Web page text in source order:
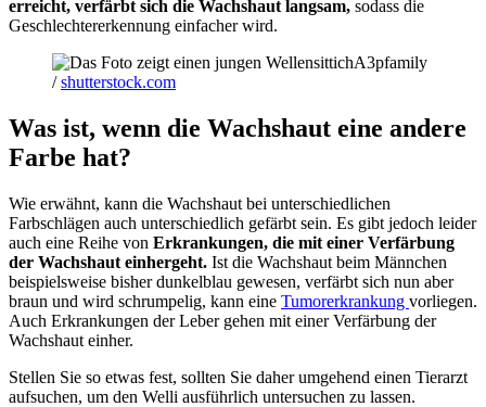
erreicht, verfärbt sich die Wachshaut langsam, sodass die
Geschlechtererkennung einfacher wird.
A3pfamily
/shutterstock.com
Was ist, wenn die Wachshaut eine andere
Farbe hat?
Wie erwähnt, kann die Wachshaut bei unterschiedlichen
Farbschlägen auch unterschiedlich gefärbt sein. Es gibt jedoch leider
auch eine Reihe von Erkrankungen, die mit einer Verfärbung
der Wachshaut einhergeht. Ist die Wachshaut beim Männchen
beispielsweise bisher dunkelblau gewesen, verfärbt sich nun aber
braun und wird schrumpelig, kann eine Tumorerkrankung vorliegen.
Auch Erkrankungen der Leber gehen mit einer Verfärbung der
Wachshaut einher.
Stellen Sie so etwas fest, sollten Sie daher umgehend einen Tierarzt
aufsuchen, um den Welli ausführlich untersuchen zu lassen.